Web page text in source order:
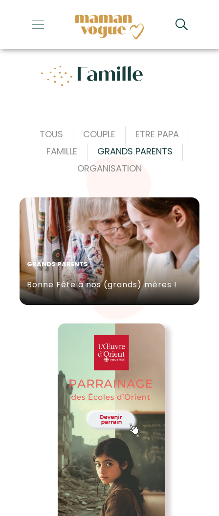
+
+
+
+
Famille
TOUS COUPLE
ETRE PAPA
FAMILLE
GRANDS PARENTS
ORGANISATION
GRANDS PARENTS
Bonne Fête à nos (grands) mères !